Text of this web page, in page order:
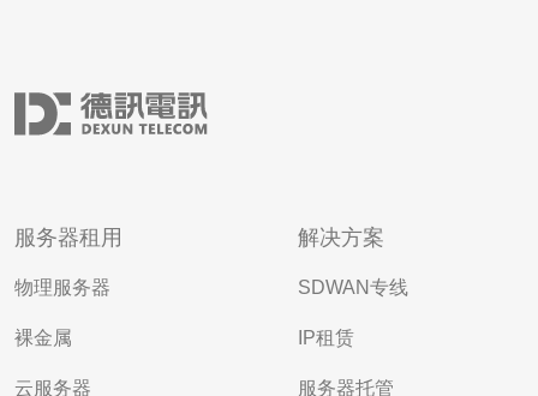
服务器租用
物理服务器
裸金属
云服务器
解决方案
SDWAN专线
IP租赁
服务器托管